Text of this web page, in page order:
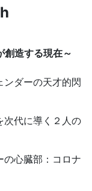
創造する現在～
ダーの天才的閃
代に導く２人の
心臓部：コロナ